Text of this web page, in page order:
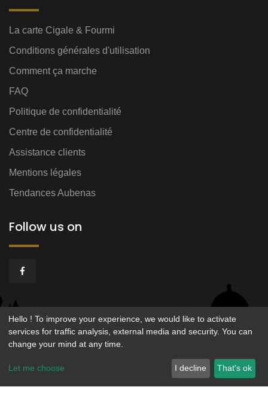
La carte Cigale & Fourmi
Conditions générales d'utilisation
Comment ça marche
FAQ
Politique de confidentialité
Centre de confidentialité
Assistance clients
Mentions légales
Tendances Aubenas
Follow us on
© 2026 - CIGALE & FOURMI - Service operated by
Hello ! To improve your experience, we would like to activate
services for traffic analysis, external media and security. You can
change your mind at any time.
Let me choose I decline That's ok